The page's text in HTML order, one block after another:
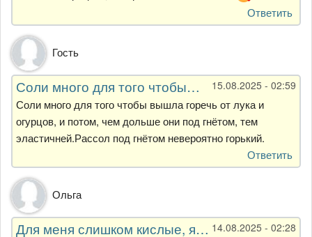
Ответить
Гость
15.08.2025 - 02:59
Соли много для того чтобы…
Соли много для того чтобы вышла горечь от лука и
огурцов, и потом, чем дольше они под гнётом, тем
эластичней.Рассол под гнётом невероятно горький.
Ответить
Ольга
14.08.2025 - 02:28
Для меня слишком кислые, я…